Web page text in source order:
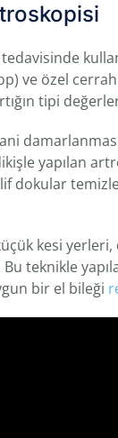
tedavisinde
ve özel
tipi
yapılan
lif dokular
kesi
teknikle
bir el bileği